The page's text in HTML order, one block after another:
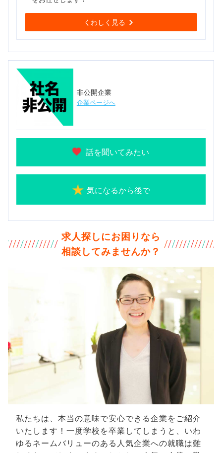
くわしく見る
非公開企業
企業ページへ
話を聞いてみたい
気になるから後で
求人探しにお困りなら
相談してみませんか？
私たちは、本当の意味で安心できる企業をご紹介
いたします！一度学校を卒業してしまうと、いわ
ゆるネームバリューのある人気企業への就職は難